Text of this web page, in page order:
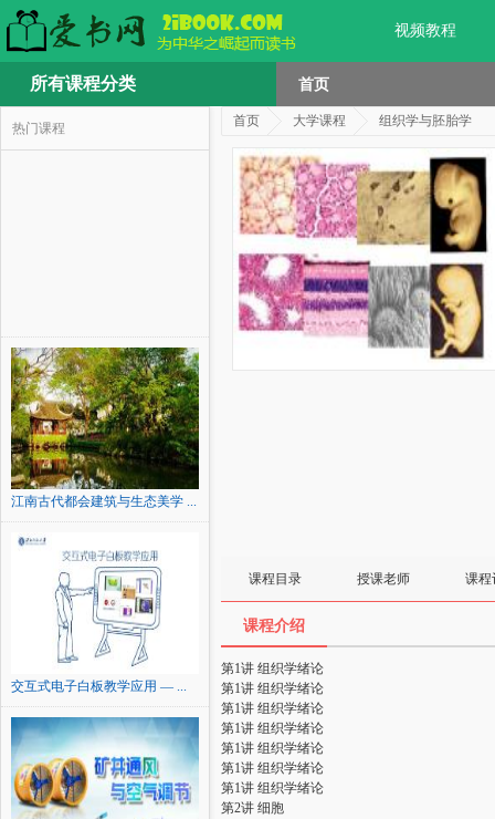
视频教程
所有课程分类 首页
热门课程
江南古代都会建筑与生态美学 ...
交互式电子白板教学应用 — ...
首页 大学课程 组织学与胚胎学
课程目录 授课老师 课程
课程介绍
第1讲 组织学绪论
第1讲 组织学绪论
第1讲 组织学绪论
第1讲 组织学绪论
第1讲 组织学绪论
第1讲 组织学绪论
第1讲 组织学绪论
第2讲 细胞